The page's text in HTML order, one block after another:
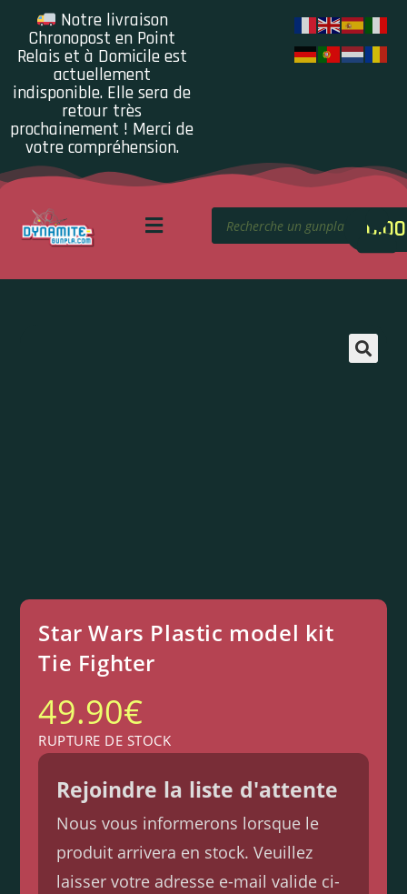
Notre livraison
Chronopost en Point
Relais et à Domicile est
actuellement
indisponible. Elle sera de
retour très
prochainement ! Merci de
votre compréhension.
0.00
Star Wars Plastic model kit
Tie Fighter
49.90€
RUPTURE DE STOCK
Rejoindre la liste d'attente
Nous vous informerons lorsque le
produit arrivera en stock. Veuillez
laisser votre adresse e-mail valide ci-